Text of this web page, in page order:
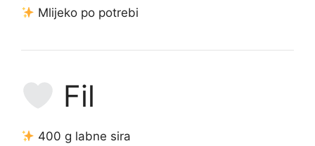
Mlijeko po potrebi
Fil
400 g labne sira